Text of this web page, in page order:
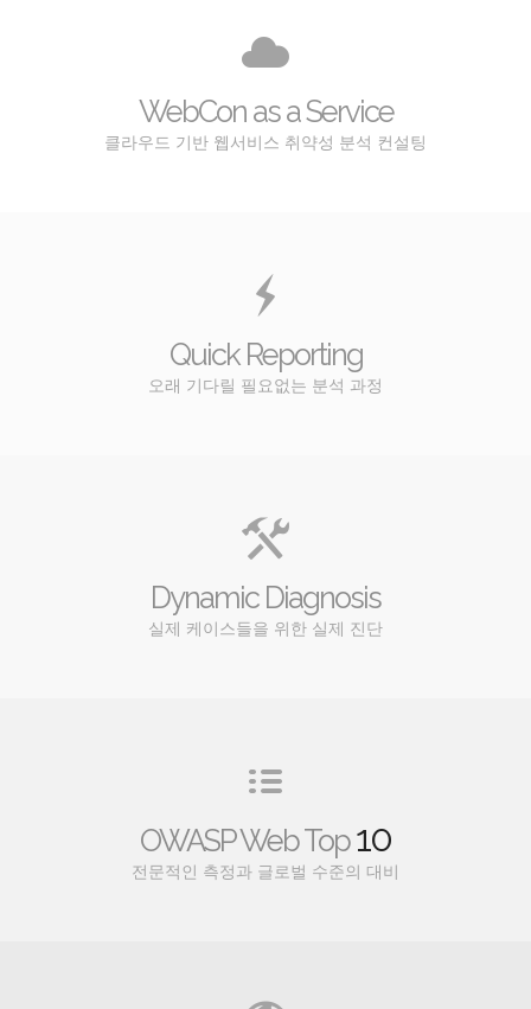
WebCon as a Service
클라우드 기반 웹서비스 취약성 분석 컨설팅
Quick Reporting
오래 기다릴 필요없는 분석 과정
Dynamic Diagnosis
실제 케이스들을 위한 실제 진단
OWASP Web Top10
전문적인 측정과 글로벌 수준의 대비